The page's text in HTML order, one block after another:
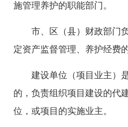
施管理养护的职能部门。
市、区（县）财政部门
定资产监督管理、养护经费
建设单位（项目业主）
的，负责组织项目建设的代
位，或项目的实施业主。